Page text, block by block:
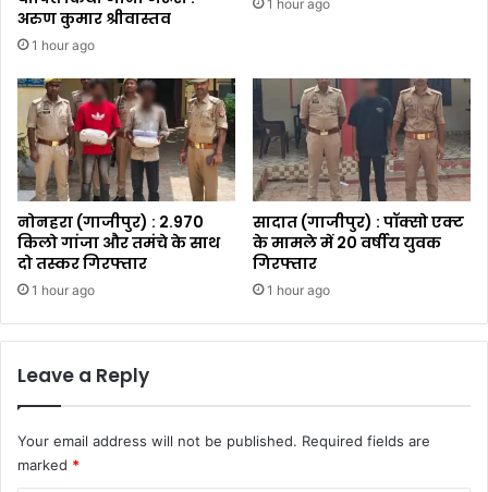
अरुण कुमार श्रीवास्तव
1 hour ago
1 hour ago
नोनहरा (गाजीपुर) : 2.970
किलो गांजा और तमंचे के साथ
दो तस्कर गिरफ्तार
1 hour ago
सादात (गाजीपुर) : पॉक्सो एक्ट
के मामले में 20 वर्षीय युवक
गिरफ्तार
1 hour ago
Leave a Reply
Your email address will not be published. Required fields are
marked *